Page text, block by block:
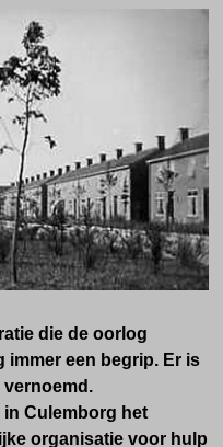
die de oorlog
immer een begrip. Er is
vernoemd.
in Culemborg het
organisatie voor hulp